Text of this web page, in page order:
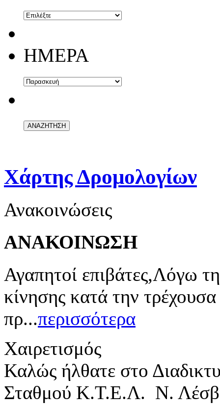
ΗΜΕΡΑ
Χάρτης Δρομολογίων
Ανακοινώσεις
ΑΝΑΚΟΙΝΩΣΗ
Αγαπητοί επιβάτες,Λόγω
κίνησης κατά την
πρ...περισσότερα
Χαιρετισμός
Καλώς ήλθατε στο
Σταθμού Κ.Τ.Ε.Λ. Ν.